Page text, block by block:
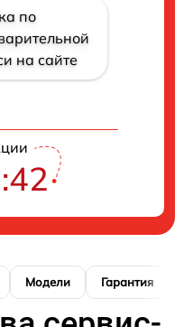
по
на сайте
Модели Гарантия